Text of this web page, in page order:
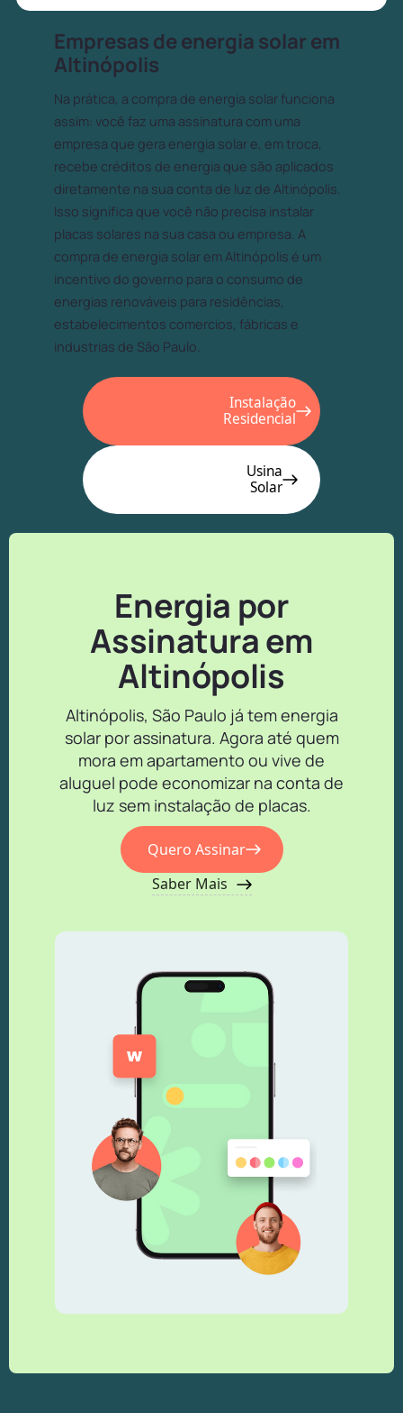
Empresas de energia solar em
Altinópolis
Na prática, a compra de energia solar funciona
assim: você faz uma assinatura com uma
empresa que gera energia solar e, em troca,
recebe créditos de energia que são aplicados
diretamente na sua conta de luz de Altinópolis.
Isso significa que você não precisa instalar
placas solares na sua casa ou empresa. A
compra de energia solar em Altinópolis é um
incentivo do governo para o consumo de
energias renováveis para residências,
estabelecimentos comercios, fábricas e
industrias de São Paulo.
Instalação
Residencial
Usina
Solar
Energia por
Assinatura em
Altinópolis
Altinópolis, São Paulo já tem energia
solar por assinatura. Agora até quem
mora em apartamento ou vive de
aluguel pode economizar na conta de
luz sem instalação de placas.
Quero Assinar
Saber Mais